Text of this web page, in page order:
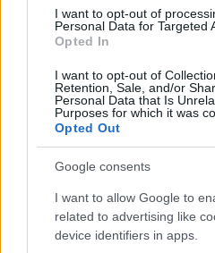
I want to opt-out of
Personal Data for Targeted
Opted In
I want to opt-out of
Retention, Sale, and/or
Personal Data that Is
Purposes for which it was
Opted Out
Google consents
I want to allow Google to
related to advertising like
device identifiers in apps.
η πρώτη υποψήφια
27.02.2023
News
Ξεσπά η Χριστίνα
Ρουμελιώτη και Σάκη
τους δικούς μου fans
30.01.2023
News
Χριστίνα Κεφαλά: Το
Μαριαλένα